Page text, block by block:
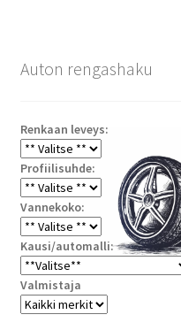
Auton rengashaku
Renkaan leveys:
Profiilisuhde:
Vannekoko:
Kausi/automalli:
Valmistaja